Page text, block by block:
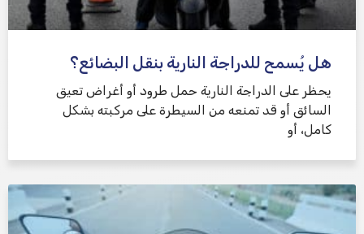
هل يُسمح للدراجة النارية بنقل البضائع؟
يحظر على الدراجة النارية حمل طرود أو أغراض تعيق
السائق أو قد تمنعه من السيطرة على مركبته بشكل
كامل، أو